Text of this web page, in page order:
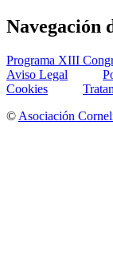
Navegación
Programa XIII
Aviso Legal
Cookies
© Asociación